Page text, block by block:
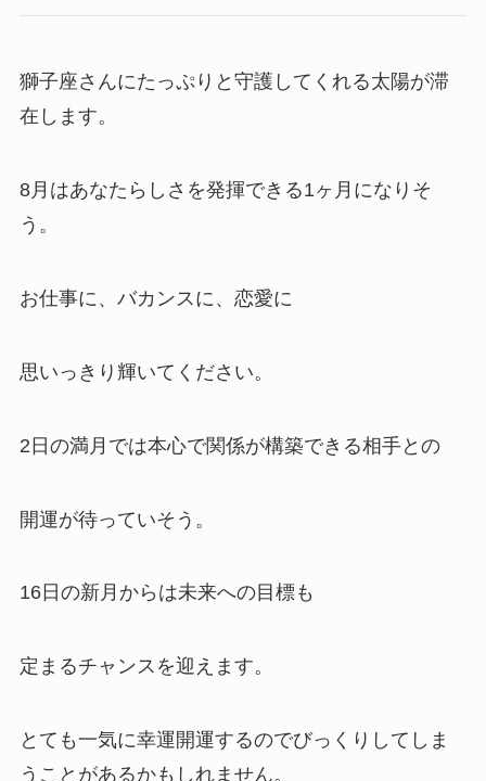
獅子座さんにたっぷりと守護してくれる太陽が滞
在します。
8月はあなたらしさを発揮できる1ヶ月になりそ
う。
お仕事に、バカンスに、恋愛に
思いっきり輝いてください。
2日の満月では本心で関係が構築できる相手との
開運が待っていそう。
16日の新月からは未来への目標も
定まるチャンスを迎えます。
とても一気に幸運開運するのでびっくりしてしま
うことがあるかもしれません。